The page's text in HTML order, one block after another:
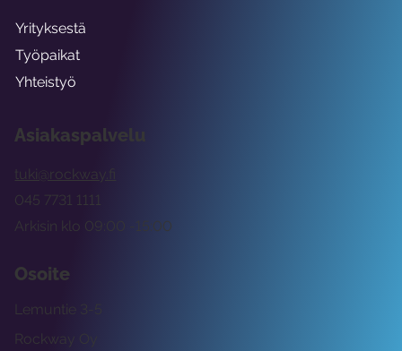
Asiakaspalvelu
tuki@rockway.fi
Arkisin klo 09:00 -15:00
045 7731 1111
Osoite
Rockway Oy
Lemuntie 3-5
Yrityksestä
Työpaikat
Yhteistyö